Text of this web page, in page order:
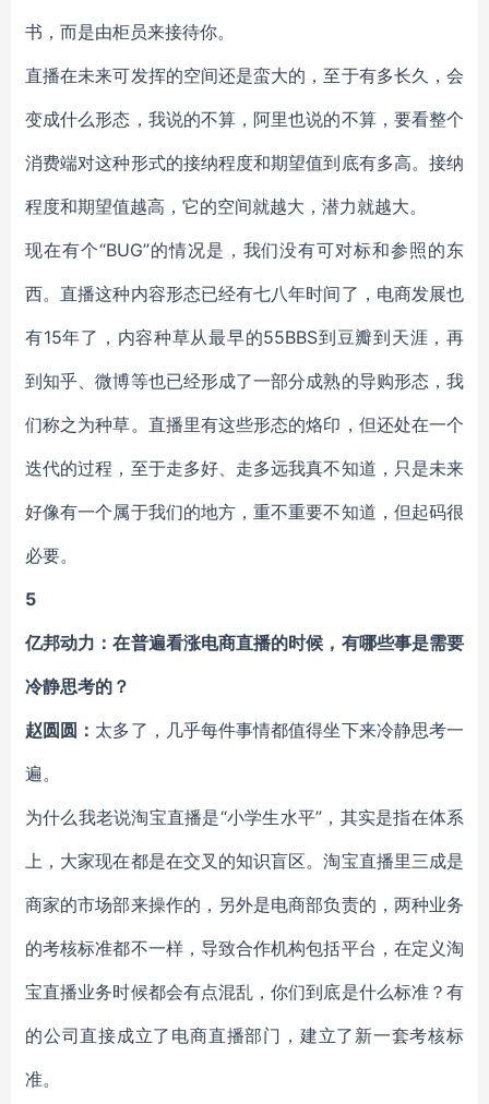
书，而是由柜员来接待你。
直播在未来可发挥的空间还是蛮大的，至于有多长久，会
变成什么形态，我说的不算，阿里也说的不算，要看整个
消费端对这种形式的接纳程度和期望值到底有多高。接纳
程度和期望值越高，它的空间就越大，潜力就越大。
现在有个“BUG”的情况是，我们没有可对标和参照的东
西。直播这种内容形态已经有七八年时间了，电商发展也
有15年了，内容种草从最早的55BBS到豆瓣到天涯，再
到知乎、微博等也已经形成了一部分成熟的导购形态，我
们称之为种草。直播里有这些形态的烙印，但还处在一个
迭代的过程，至于走多好、走多远我真不知道，只是未来
好像有一个属于我们的地方，重不重要不知道，但起码很
必要。
5
亿邦动力：在普遍看涨电商直播的时候，有哪些事是需要
冷静思考的？
赵圆圆： 太多了，几乎每件事情都值得坐下来冷静思考一
遍。
为什么我老说淘宝直播是“小学生水平”，其实是指在体系
上，大家现在都是在交叉的知识盲区。淘宝直播里三成是
商家的市场部来操作的，另外是电商部负责的，两种业务
的考核标准都不一样，导致合作机构包括平台，在定义淘
宝直播业务时候都会有点混乱，你们到底是什么标准？有
的公司直接成立了电商直播部门，建立了新一套考核标
准。